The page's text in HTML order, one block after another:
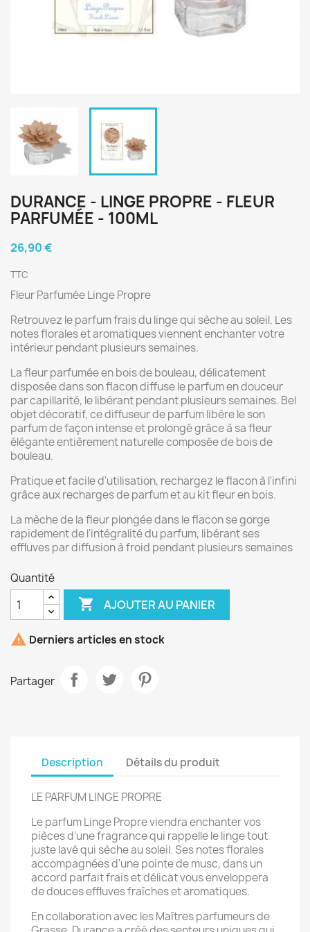
DURANCE - LINGE PROPRE - FLEUR
PARFUMÉE - 100ML
26,90 €
TTC
Fleur Parfumée Linge Propre
Retrouvez le parfum frais du linge qui sèche au soleil. Les
notes florales et aromatiques viennent enchanter votre
intérieur pendant plusieurs semaines.
La fleur parfumée en bois de bouleau, délicatement
disposée dans son flacon diffuse le parfum en douceur
par capillarité, le libérant pendant plusieurs semaines. Bel
objet décoratif, ce diffuseur de parfum libère le son
parfum de façon intense et prolongé grâce à sa fleur
élégante entièrement naturelle composée de bois de
bouleau.
Pratique et facile d'utilisation, rechargez le flacon à l'infini
grâce aux recharges de parfum et au kit fleur en bois.
La mèche de la fleur plongée dans le flacon se gorge
rapidement de l'intégralité du parfum, libérant ses
effluves par diffusion à froid pendant plusieurs semaines
Quantité
 AJOUTER AU PANIER
 Derniers articles en stock
Partager
Description Détails du produit
LE PARFUM LINGE PROPRE
Le parfum Linge Propre viendra enchanter vos
pièces d'une fragrance qui rappelle le linge tout
juste lavé qui sèche au soleil. Ses notes florales
accompagnées d'une pointe de musc, dans un
accord parfait frais et délicat vous enveloppera
de douces effluves fraîches et aromatiques.
En collaboration avec les Maîtres parfumeurs de